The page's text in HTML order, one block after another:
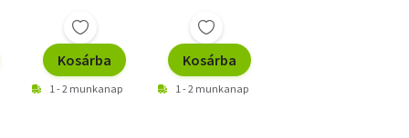
Kosárba
1 - 2 munkanap
Kosárba
1 - 2 munkanap